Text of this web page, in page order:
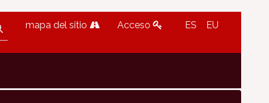
mapa del sitio Acceso ES EU